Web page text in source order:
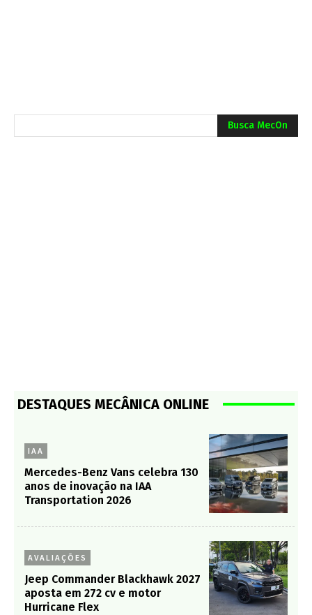
Busca MecOn
DESTAQUES MECÂNICA ONLINE
IAA
Mercedes-Benz Vans celebra 130
anos de inovação na IAA
Transportation 2026
AVALIAÇÕES
Jeep Commander Blackhawk 2027
aposta em 272 cv e motor
Hurricane Flex